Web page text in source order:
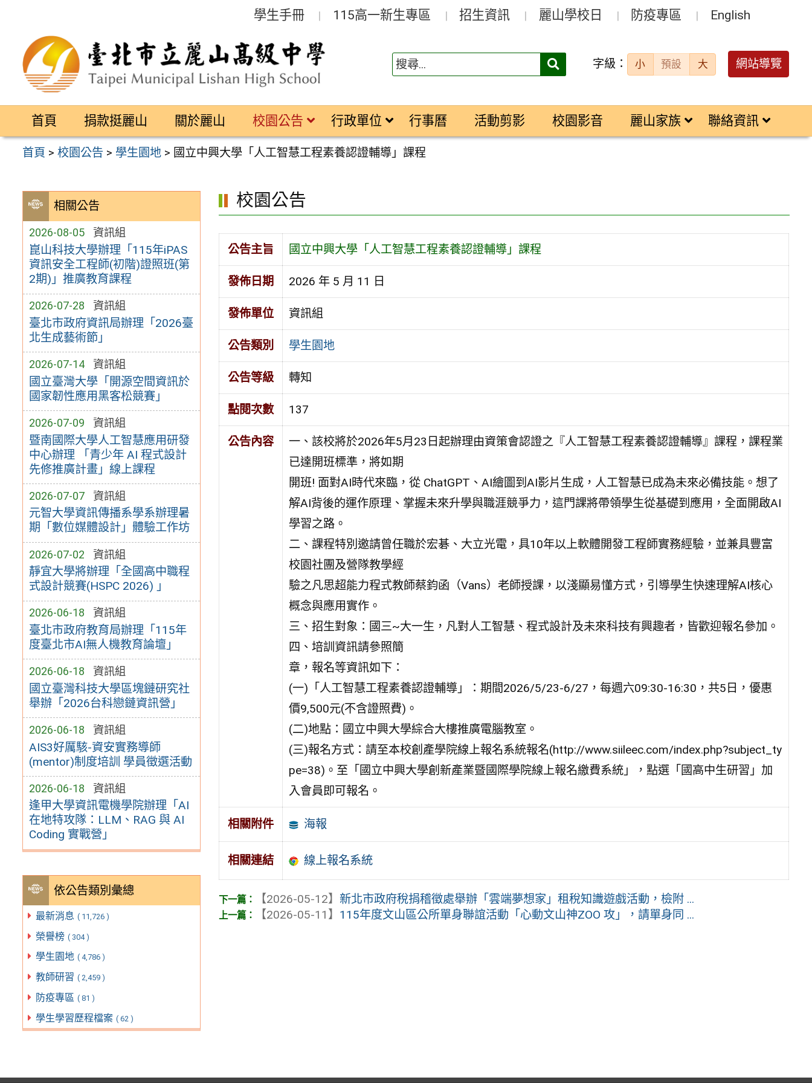
區
學生手冊 115高一新生專區 招生資訊 麗山學校日 防疫專區 English
搜
字級： 小 預設 大 網站導覽
首頁 捐款挺麗山 關於麗山 校園公告 行政單位 行事曆 活動剪影 校園影音 麗山家族 聯絡資訊
首頁 >校園公告 > 學生園地 > 國立中興大學「人工智慧工程素養認證輔導」課程
相關公告
2026-08-05 資訊組
崑山科技大學辦理「115年iPAS
資訊安全工程師(初階)證照班(第
2期)」推廣教育課程
2026-07-28 資訊組
臺北市政府資訊局辦理「2026臺
北生成藝術節」
2026-07-14 資訊組
國立臺灣大學「開源空間資訊於
國家韌性應用黑客松競賽」
2026-07-09 資訊組
暨南國際大學人工智慧應用研發
中心辦理 「青少年 AI 程式設計
先修推廣計畫」線上課程
2026-07-07 資訊組
元智大學資訊傳播系學系辦理暑
期「數位媒體設計」體驗工作坊
2026-07-02 資訊組
靜宜大學將辦理「全國高中職程
式設計競賽(HSPC 2026) 」
2026-06-18 資訊組
臺北市政府教育局辦理「115年
度臺北市AI無人機教育論壇」
2026-06-18 資訊組
國立臺灣科技大學區塊鏈研究社
舉辦「2026台科戀鏈資訊營」
2026-06-18 資訊組
AIS3好厲駭-資安實務導師
(mentor)制度培訓 學員徵選活動
2026-06-18 資訊組
逢甲大學資訊電機學院辦理「AI
在地特攻隊：LLM、RAG 與 AI
Coding 實戰營」
依公告類別彙總
最新消息 ( 11,726 )
榮譽榜 ( 304 )
學生園地 ( 4,786 )
教師研習 ( 2,459 )
防疫專區 ( 81 )
學生學習歷程檔案 ( 62 )
校園公告
公告主旨 國立中興大學「人工智慧工程素養認證輔導」課程
發佈日期 2026 年 5 月 11 日
發佈單位 資訊組
公告類別 學生園地
公告等級 轉知
點閱次數 137
公告內容
一、該校將於2026年5月23日起辦理由資策會認證之『人工智慧工程素養認證輔導』課程，課程業
已達開班標準，將如期
開班! 面對AI時代來臨，從 ChatGPT、AI繪圖到AI影片生成，人工智慧已成為未來必備技能。想了
解AI背後的運作原理、掌握未來升學與職涯競爭力，這門課將帶領學生從基礎到應用，全面開啟AI
學習之路。
二、課程特別邀請曾任職於宏碁、大立光電，具10年以上軟體開發工程師實務經驗，並兼具豐富
校園社團及營隊教學經
驗之凡思超能力程式教師蔡鈞函（Vans）老師授課，以淺顯易懂方式，引導學生快速理解AI核心
概念與應用實作。
三、招生對象：國三~大一生，凡對人工智慧、程式設計及未來科技有興趣者，皆歡迎報名參加。
四、培訓資訊請參照簡
章，報名等資訊如下：
(一)「人工智慧工程素養認證輔導」：期間2026/5/23-6/27，每週六09:30-16:30，共5日，優惠
價9,500元(不含證照費)。
(二)地點：國立中興大學綜合大樓推廣電腦教室。
(三)報名方式：請至本校創產學院線上報名系統報名(http://www.siileec.com/index.php?subject_ty
pe=38)。至「國立中興大學創新產業暨國際學院線上報名繳費系統」，點選「國高中生研習」加
入會員即可報名。
相關附件 海報
相關連結 線上報名系統
【2026-05-12】新北市政府稅捐稽徵處舉辦「雲端夢想家」租稅知識遊戲活動，檢附 ...
【2026-05-11】 115年度文山區公所單身聯誼活動「心動文山神ZOO 攻」，請單身同 ...